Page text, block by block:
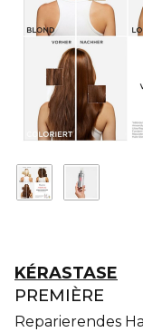
KÉRASTASE
PREMIÈRE
Reparierendes